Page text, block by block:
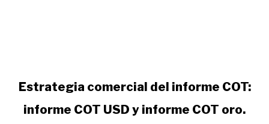
link
Estrategia
Estrategia comercial del informe COT:
informe COT USD y informe COT oro.